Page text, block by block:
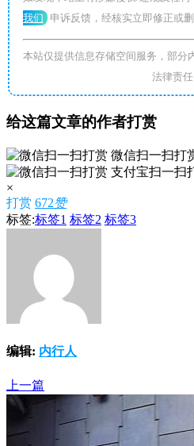
我们
申诉反馈，经核实立即修正或删
本站仅提供信息存储空间服务，部分
法律责任
给这篇文章的作者打赏
微信扫一扫打
支付宝扫一扫
×
打赏 672赞
标签:标签1 标签2 标签3
编辑: 内行人
上一篇